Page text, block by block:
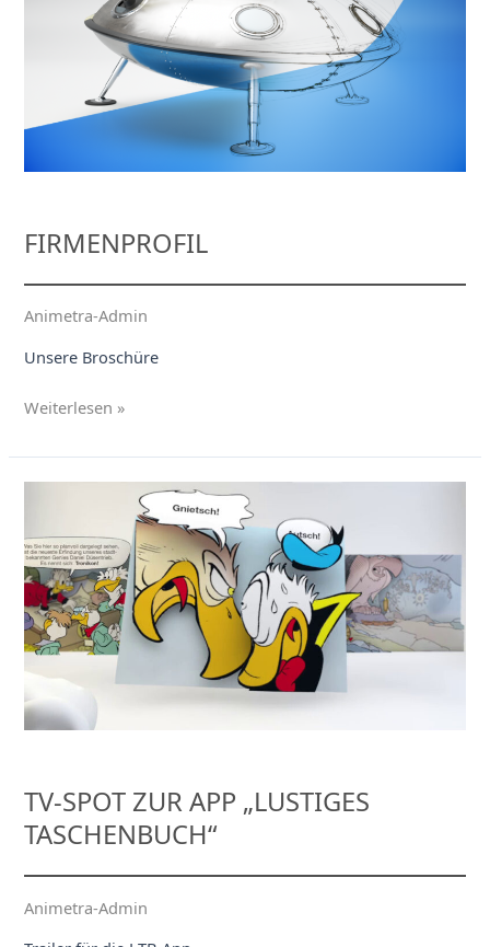
FIRMENPROFIL
Animetra-Admin
Unsere Broschüre
Firmenprofil
Weiterlesen »
TV-SPOT ZUR APP „LUSTIGES
TASCHENBUCH“
Animetra-Admin